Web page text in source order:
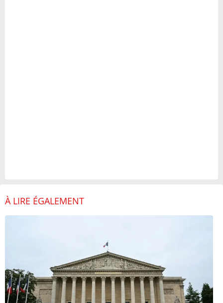
À LIRE ÉGALEMENT